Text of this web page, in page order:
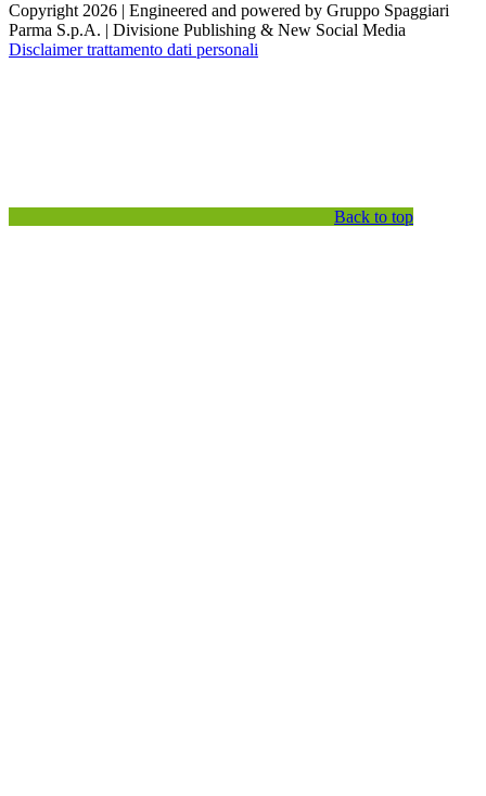
Copyright 2026 | Engineered and powered by Gruppo Spaggiari
Parma S.p.A. | Divisione Publishing & New Social Media
Disclaimer trattamento dati personali
Back to top